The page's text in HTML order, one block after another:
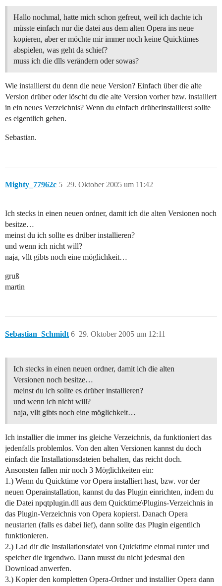
Hallo nochmal, hatte mich schon gefreut, weil ich dachte ich
müsste einfach nur die datei aus dem alten Opera ins neue
kopieren, aber er möchte mir immer noch keine Quicktimes
abspielen, was geht da schief?
muss ich die dlls verändern oder sowas?
Wie installierst du denn die neue Version? Einfach über die alte
Version drüber oder löscht du die alte Version vorher bzw. installiert
in ein neues Verzeichnis? Wenn du einfach drüberinstallierst sollte
es eigentlich gehen.
Sebastian.
Mighty_77962c 29. Oktober 2005 um 11:42
5
Ich stecks in einen neuen ordner, damit ich die alten Versionen noch
besitze…
meinst du ich sollte es drüber installieren?
und wenn ich nicht will?
naja, vllt gibts noch eine möglichkeit…
gruß
martin
Sebastian_Schmidt 29. Oktober 2005 um 12:11
6
Ich stecks in einen neuen ordner, damit ich die alten
Versionen noch besitze…
meinst du ich sollte es drüber installieren?
und wenn ich nicht will?
naja, vllt gibts noch eine möglichkeit…
Ich installier die immer ins gleiche Verzeichnis, da funktioniert das
jedenfalls problemlos. Von den alten Versionen kannst du doch
einfach die Installationsdateien behalten, das reicht doch.
Ansonsten fallen mir noch 3 Möglichkeiten ein:
1.) Wenn du Quicktime vor Opera installiert hast, bzw. vor der
neuen Operainstallation, kannst du das Plugin einrichten, indem du
die Datei npqtplugin.dll aus dem Quicktime\Plugins-Verzeichnis in
das Plugin-Verzeichnis von Opera kopierst. Danach Opera
neustarten (falls es dabei lief), dann sollte das Plugin eigentlich
funktionieren.
2.) Lad dir die Installationsdatei von Quicktime einmal runter und
speicher die irgendwo. Dann musst du nicht jedesmal den
Download anwerfen.
3.) Kopier den kompletten Opera-Ordner und installier Opera dann